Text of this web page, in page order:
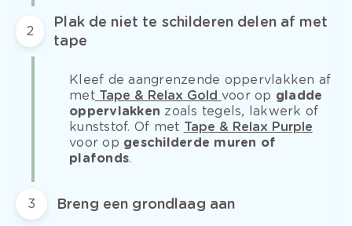
2
Plak de niet te schilderen delen af met
tape
Kleef de aangrenzende oppervlakken af
metTape & Relax Gold voor op gladde
oppervlakken zoals tegels, lakwerk of
kunststof. Of met Tape & Relax Purple
voor op geschilderde muren of
plafonds.
3 Breng een grondlaag aan